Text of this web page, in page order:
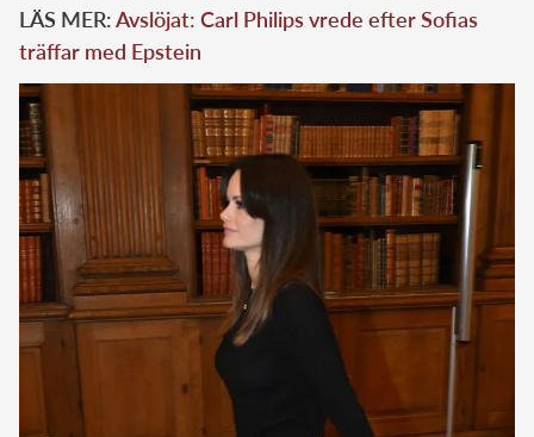
LÄS MER:Avslöjat: Carl Philips vrede efter Sofias
träffar med Epstein